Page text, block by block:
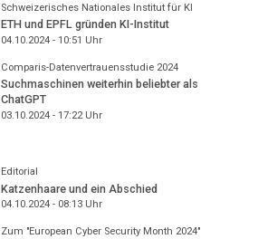
Schweizerisches Nationales Institut für KI
ETH und EPFL gründen KI-Institut
04.10.2024 - 10:51 Uhr
Comparis-Datenvertrauensstudie 2024
Suchmaschinen weiterhin beliebter als
ChatGPT
03.10.2024 - 17:22Uhr
Editorial
Katzenhaare und ein Abschied
04.10.2024 - 08:13Uhr
Zum "European Cyber Security Month 2024"